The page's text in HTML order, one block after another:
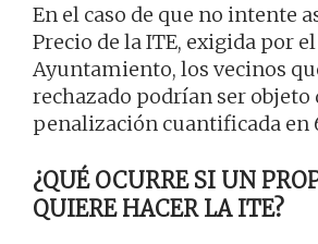
En el caso de que no intente
Precio de la ITE, exigida por el
Ayuntamiento, los vecinos
rechazado podrían ser objeto
penalización cuantificada en
¿QUÉ OCURRE SI UN
QUIERE HACER LA ITE?